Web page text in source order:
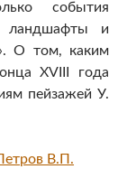
события
ландшафты и
О том, каким
XVIII года
пейзажей У.